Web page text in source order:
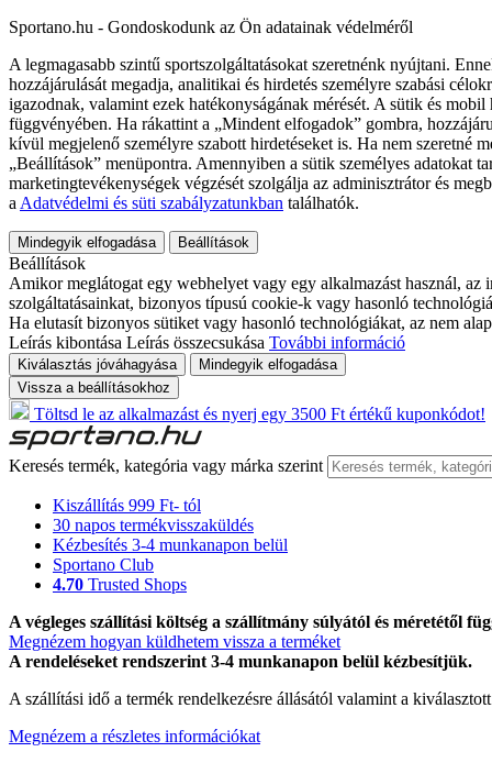
Sportano.hu - Gondoskodunk az Ön adatainak védelméről
A legmagasabb szintű sportszolgáltatásokat szeretnénk nyújtani.
hozzájárulását megadja, analitikai és hirdetés személyre szabási
igazodnak, valamint ezek hatékonyságának mérését. A sütik és
függvényében. Ha rákattint a „Mindent elfogadok” gombra,
kívül megjelenő személyre szabott hirdetéseket is. Ha nem szeretné
„Beállítások” menüpontra. Amennyiben a sütik személyes adatokat
marketingtevékenységek végzését szolgálja az adminisztrátor és
a Adatvédelmi és süti szabályzatunkban találhatók.
Mindegyik elfogadása Beállítások
Beállítások
Amikor meglátogat egy webhelyet vagy egy alkalmazást használ,
szolgáltatásainkat, bizonyos típusú cookie-k vagy hasonló
Ha elutasít bizonyos sütiket vagy hasonló technológiákat, az nem
Leírás kibontása Leírás összecsukása További információ
Kiválasztás jóváhagyása
Mindegyik elfogadása
Vissza a beállításokhoz
Töltsd le az alkalmazást és nyerj egy 3500 Ft értékű kuponkódot!
Keresés termék, kategória vagy márka szerint
Kiszállítás 999 Ft- tól
30 napos termékvisszaküldés
Kézbesítés 3-4 munkanapon belül
Sportano Club
4.70 Trusted Shops
A végleges szállítási költség a szállítmány súlyától és méretétől
Megnézem hogyan küldhetem vissza a terméket
A rendeléseket rendszerint 3-4 munkanapon belül kézbesítjük.
A szállítási idő a termék rendelkezésre állásától valamint a
Megnézem a részletes információkat